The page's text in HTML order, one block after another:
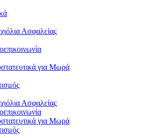
Ασφαλείας
για Μωρά
Ασφαλείας
για Μωρά